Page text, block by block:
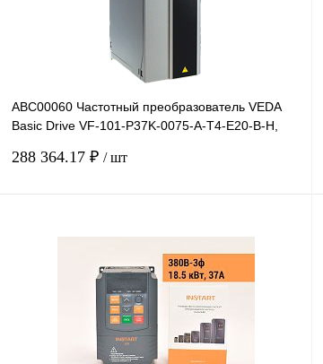
ABC00060 Частотный преобразователь VEDA
Basic Drive VF-101-P37K-0075-A-T4-E20-B-H,
288 364.17 ₽ / шт
Купить в 1 клик Сравнение
Под заказ